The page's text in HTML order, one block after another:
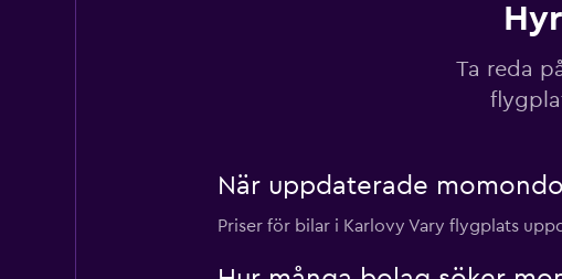
Shouqi
1 plats
Ta reda
När uppdaterade
Priser för bilar i Karlovy Vary flygplats